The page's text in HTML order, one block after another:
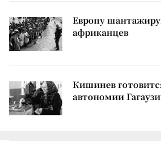
Европу
африканцев
Кишинев
автономии